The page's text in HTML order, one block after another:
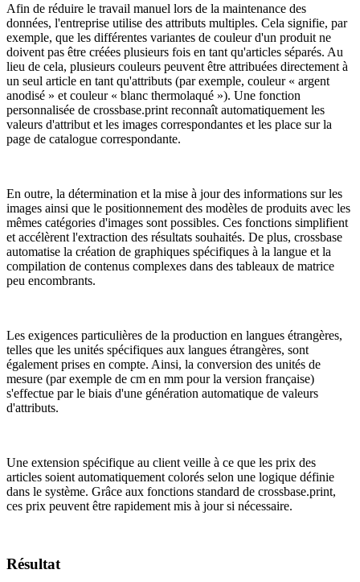
Afin de réduire le travail manuel lors de la maintenance des
données, l'entreprise utilise des attributs multiples. Cela signifie, par
exemple, que les différentes variantes de couleur d'un produit ne
doivent pas être créées plusieurs fois en tant qu'articles séparés. Au
lieu de cela, plusieurs couleurs peuvent être attribuées directement à
un seul article en tant qu'attributs (par exemple, couleur « argent
anodisé » et couleur « blanc thermolaqué »). Une fonction
personnalisée de crossbase.print reconnaît automatiquement les
valeurs d'attribut et les images correspondantes et les place sur la
page de catalogue correspondante.
En outre, la détermination et la mise à jour des informations sur les
images ainsi que le positionnement des modèles de produits avec les
mêmes catégories d'images sont possibles. Ces fonctions simplifient
et accélèrent l'extraction des résultats souhaités. De plus, crossbase
automatise la création de graphiques spécifiques à la langue et la
compilation de contenus complexes dans des tableaux de matrice
peu encombrants.
Les exigences particulières de la production en langues étrangères,
telles que les unités spécifiques aux langues étrangères, sont
également prises en compte. Ainsi, la conversion des unités de
mesure (par exemple de cm en mm pour la version française)
s'effectue par le biais d'une génération automatique de valeurs
d'attributs.
Une extension spécifique au client veille à ce que les prix des
articles soient automatiquement colorés selon une logique définie
dans le système. Grâce aux fonctions standard de crossbase.print,
ces prix peuvent être rapidement mis à jour si nécessaire.
Résultat